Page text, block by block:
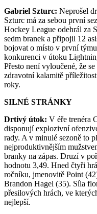
Gabriel Szturc: Neprošel
Szturc má za sebou první
Hockey League odehrál za
sedm branek a připojil 12
bojovat o místo v první
konkurenci v útoku
Přesto není vyloučené, že
zdravotní kalamitě
roky.
SILNÉ STRÁNKY
Drtivý útok: V éře trenéra
disponují explozivní
rady. A v minulé sezoně to
nejproduktivnějším
branky na zápas. Druzí v
hodnotu 3,49. Hned čtyři
ročníku, jmenovitě Point
Brandon Hagel (35). Síla
přesilových hrách, ve
nejlepší.